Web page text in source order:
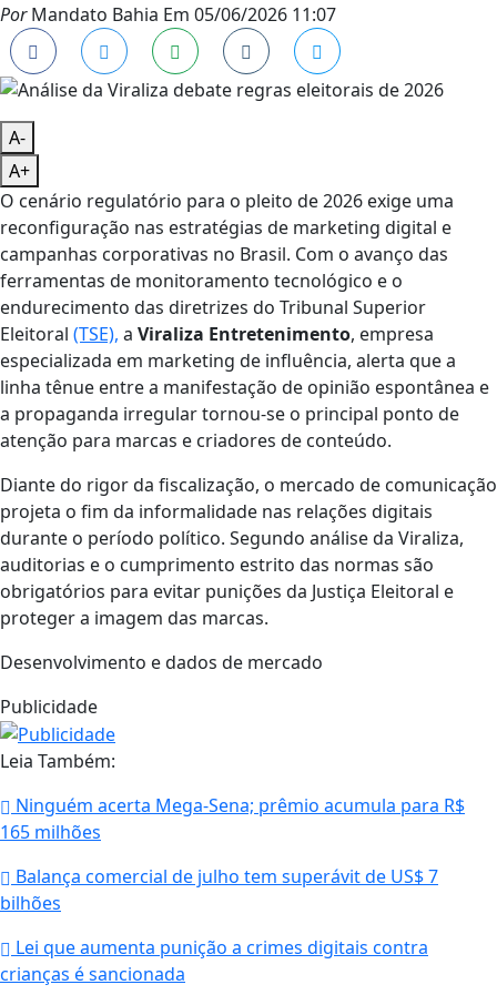
PorMandato Bahia Em 05/06/2026 11:07
A-
A+
O cenário regulatório para o pleito de 2026 exige uma
reconfiguração nas estratégias de marketing digital e
campanhas corporativas no Brasil. Com o avanço das
ferramentas de monitoramento tecnológico e o
endurecimento das diretrizes do Tribunal Superior
Eleitoral (TSE), a Viraliza Entretenimento, empresa
especializada em marketing de influência, alerta que a
linha tênue entre a manifestação de opinião espontânea e
a propaganda irregular tornou-se o principal ponto de
atenção para marcas e criadores de conteúdo.
Diante do rigor da fiscalização, o mercado de comunicação
projeta o fim da informalidade nas relações digitais
durante o período político. Segundo análise da Viraliza,
auditorias e o cumprimento estrito das normas são
obrigatórios para evitar punições da Justiça Eleitoral e
proteger a imagem das marcas.
Desenvolvimento e dados de mercado
Publicidade
Leia Também:
Ninguém acerta Mega-Sena; prêmio acumula para R$
165 milhões
Balança comercial de julho tem superávit de US$ 7
bilhões
Lei que aumenta punição a crimes digitais contra
crianças é sancionada